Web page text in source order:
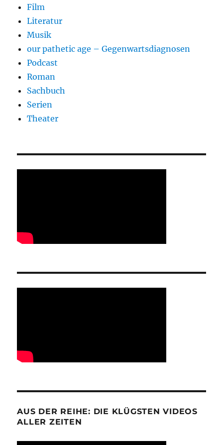
Film
Literatur
Musik
our pathetic age – Gegenwartsdiagnosen
Podcast
Roman
Sachbuch
Serien
Theater
AUS DER REIHE: DIE KLÜGSTEN VIDEOS
ALLER ZEITEN